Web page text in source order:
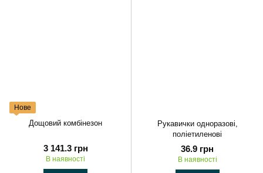
Нове
Дощовий комбінезон
3 141.3 грн
В наявності
Рукавички одноразові,
поліетиленові
36.9 грн
В наявності